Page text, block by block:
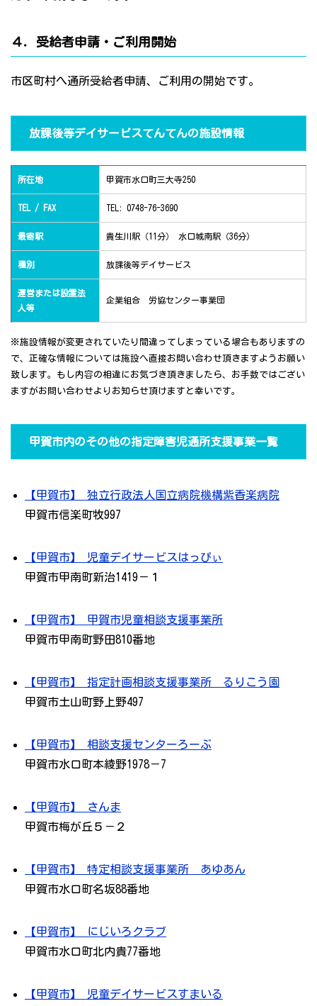
４．受給者申請・ご利用開始
市区町村へ通所受給者申請、ご利用の開始です。
放課後等デイサービスてんてんの施設情報
所在地 甲賀市水口町三大寺250
TEL / FAX TEL: 0748-76-3690
最寄駅 貴生川駅（11分） 水口城南駅（36分）
種別 放課後等デイサービス
運営または設置法
人等
企業組合 労協センター事業団
※施設情報が変更されていたり間違ってしまっている場合もありますの
で、正確な情報については施設へ直接お問い合わせ頂きますようお願い
致します。もし内容の相違にお気づき頂きましたら、お手数ではござい
ますがお問い合わせよりお知らせ頂けますと幸いです。
甲賀市内のその他の指定障害児通所支援事業一覧
【甲賀市】 独立行政法人国立病院機構紫香楽病院
甲賀市信楽町牧997
【甲賀市】 児童デイサービスはっぴぃ
甲賀市甲南町新治1419－１
【甲賀市】 甲賀市児童相談支援事業所
甲賀市甲南町野田810番地
【甲賀市】 指定計画相談支援事業所 るりこう園
甲賀市土山町野上野497
【甲賀市】 相談支援センターろーぶ
甲賀市水口町本綾野1978－7
【甲賀市】 さんま
甲賀市梅が丘５－２
【甲賀市】 特定相談支援事業所 あゆあん
甲賀市水口町名坂88番地
【甲賀市】 にじいろクラブ
甲賀市水口町北内貴77番地
【甲賀市】 児童デイサービスすまいる